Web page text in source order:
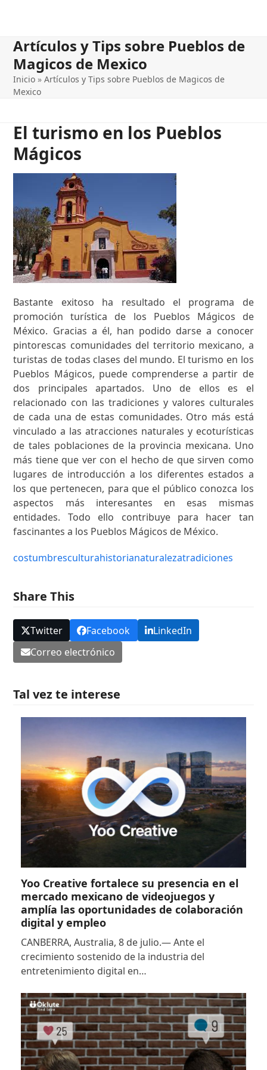
Artículos y Tips sobre Pueblos de
Magicos de Mexico
Inicio »Artículos y Tips sobre Pueblos de Magicos de
Mexico
El turismo en los Pueblos
Mágicos
Bastante exitoso ha resultado el programa de
promoción turística de los Pueblos Mágicos de
México. Gracias a él, han podido darse a conocer
pintorescas comunidades del territorio mexicano, a
turistas de todas clases del mundo. El turismo en los
Pueblos Mágicos, puede comprenderse a partir de
dos principales apartados. Uno de ellos es el
relacionado con las tradiciones y valores culturales
de cada una de estas comunidades. Otro más está
vinculado a las atracciones naturales y ecoturísticas
de tales poblaciones de la provincia mexicana. Uno
más tiene que ver con el hecho de que sirven como
lugares de introducción a los diferentes estados a
los que pertenecen, para que el público conozca los
aspectos más interesantes en esas mismas
entidades. Todo ello contribuye para hacer tan
fascinantes a los Pueblos Mágicos de México.
costumbresculturahistorianaturalezatradiciones
Share This
Twitter Facebook
LinkedIn
Correo electrónico
Tal vez te interese
Yoo Creative fortalece su presencia en el
mercado mexicano de videojuegos y
amplía las oportunidades de colaboración
digital y empleo
CANBERRA, Australia, 8 de julio.— Ante el
crecimiento sostenido de la industria del
entretenimiento digital en…